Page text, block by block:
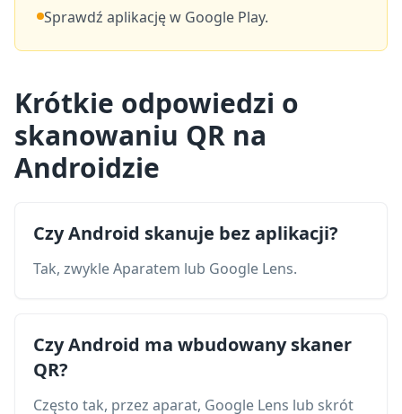
Sprawdź aplikację w Google Play.
Krótkie odpowiedzi o
skanowaniu QR na
Androidzie
Czy Android skanuje bez aplikacji?
Tak, zwykle Aparatem lub Google Lens.
Czy Android ma wbudowany skaner
QR?
Często tak, przez aparat, Google Lens lub skrót